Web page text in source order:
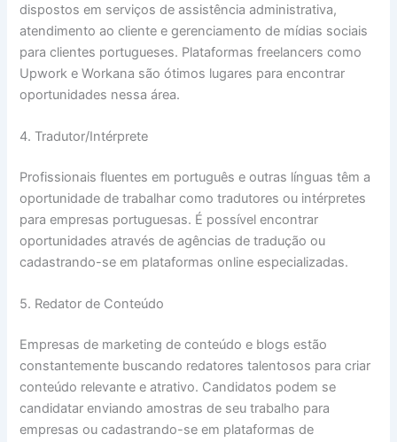
dispostos em serviços de assistência administrativa,
atendimento ao cliente e gerenciamento de mídias sociais
para clientes portugueses. Plataformas freelancers como
Upwork e Workana são ótimos lugares para encontrar
oportunidades nessa área.
4. Tradutor/Intérprete
Profissionais fluentes em português e outras línguas têm a
oportunidade de trabalhar como tradutores ou intérpretes
para empresas portuguesas. É possível encontrar
oportunidades através de agências de tradução ou
cadastrando-se em plataformas online especializadas.
5. Redator de Conteúdo
Empresas de marketing de conteúdo e blogs estão
constantemente buscando redatores talentosos para criar
conteúdo relevante e atrativo. Candidatos podem se
candidatar enviando amostras de seu trabalho para
empresas ou cadastrando-se em plataformas de